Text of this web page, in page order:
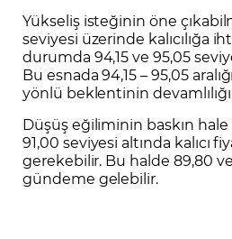
Yükseliş isteğinin öne
seviyesi üzerinde kalıcılığa
durumda 94,15 ve 95,05
Bu esnada 94,15 – 95,05
yönlü beklentinin
Düşüş eğiliminin baskın
91,00 seviyesi altında kalıcı
gerekebilir. Bu halde 89,80
gündeme gelebilir.